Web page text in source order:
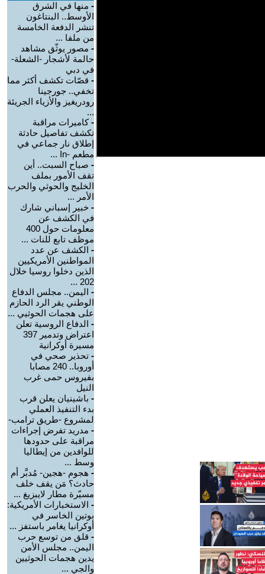
- منها في الشرق
الأوسط.. البنتاغون
تنشر الدفعة الخامسة
من ملفا ...
- مصور يوثّق مشاهد
حالمة لأشجار -الشعلة-
في دبي
- قصّات تكشف أكثر مما
تخفي.. جورجينا
رودريغيز والأزياء الجريئة
...
-كاميرات مراقبة
تكشف تفاصيل حادثة
إطلاق نار جماعي في
مطعم -In ...
- صباح السبت.. أين
تقف الأمور بملف
الخليج والحوثي والحرب
الأمر ...
- خبير إسباني شارك
في الكشف عن
معلومات حول 400
موظف تابع للنات ...
- الكشف عن عدد
المواطنين الأمريكيين
الذين دخلوا روسيا خلال
202 ...
- اليمن.. مجلس الدفاع
الوطني يقر الرد الحازم
على هجمات الحوثيي ...
- الدفاع الروسية تعلن
اعتراض وتدمير 397
مسيرة أوكرانية
- تحذير صحي في
أوروبا.. 240 مصابا
بفيروس حمى غرب
النيل
- باشينيان يعلن قرب
بدء التنفيذ العملي
لمشروع -طريق ترامب-
- مدريد تفرض إجراءات
مراقبة على حدودها
للوافدين من إيطاليا
وسط ...
- هجوم -هجين- مُدبَّر أم
حادث؟ مَن يقف خلف
مسيّرة مطار لايبزيغ ...
- الاستخبارات الأمريكية:
بوتين الخاسر في
أوكرانيا يغامر باستفز ...
- قلق من توسع حرب
اليمن.. مجلس الأمن
يدين هجمات الحوثيين
والجي ...